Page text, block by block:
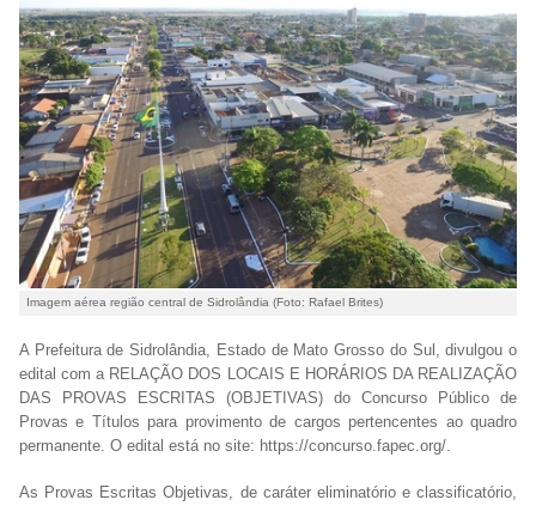
Imagem aérea região central de Sidrolândia (Foto: Rafael Brites)
A Prefeitura de Sidrolândia, Estado de Mato Grosso do Sul, divulgou o
edital com a RELAÇÃO DOS LOCAIS E HORÁRIOS DA REALIZAÇÃO
DAS PROVAS ESCRITAS (OBJETIVAS) do Concurso Público de
Provas e Títulos para provimento de cargos pertencentes ao quadro
permanente. O edital está no site: https://concurso.fapec.org/.
As Provas Escritas Objetivas, de caráter eliminatório e classificatório,